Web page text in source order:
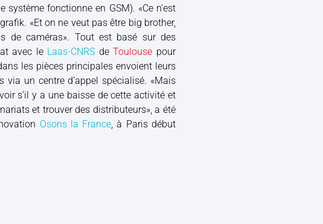
fonctionne en GSM). «Ce n’est
«Et on ne veut pas être big brother,
de caméras». Tout est basé sur des
avec le Laas-CNRS deToulouse pour
les pièces principales envoient leurs
un centre d’appel spécialisé. «Mais
s’il y a une baisse de cette activité et
et trouver des distributeurs», a été
Osons la France , à Paris début